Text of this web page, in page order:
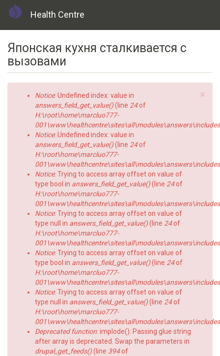
content
Health Centre
Японская кухня сталкивается с
вызовами
×
Error
message
Notice: Undefined index: value in
answers_field_get_value()(line 24of
H:\root\home\marcluo777-
Notice: Undefined index: value in
answers_field_get_value()(line 24of
H:\root\home\marcluo777-
Notice: Trying to access array offset on value of
type bool in answers_field_get_value()(line 24of
H:\root\home\marcluo777-
Notice: Trying to access array offset on value of
type null in answers_field_get_value()(line 24of
H:\root\home\marcluo777-
Notice: Trying to access array offset on value of
type bool in answers_field_get_value()(line 24of
H:\root\home\marcluo777-
Notice: Trying to access array offset on value of
type null in answers_field_get_value()(line 24of
H:\root\home\marcluo777-
Deprecated function: implode(): Passing glue string
after array is deprecated. Swap the parameters in
drupal_get_feeds()(line 394of